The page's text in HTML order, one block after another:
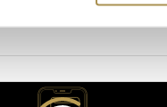
Inhalte und Anzeigen
für soziale Medien,